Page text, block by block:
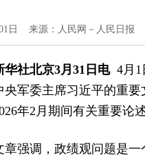
01日 来源：人民网－人民日报
华社北京3月31日电4月1
央军委主席习近平的重
年2月期间有关重要论
章强调，政绩观问题是